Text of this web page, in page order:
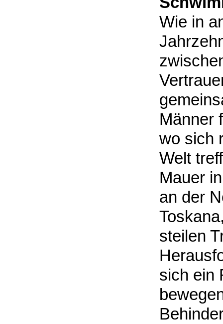
Wie in
Männer
wo sich
Welt
Mauer
an der
steilen
sich ein